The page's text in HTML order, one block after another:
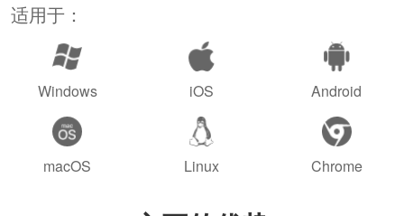
适用于：
Windows iOS Android
macOS Linux Chrome